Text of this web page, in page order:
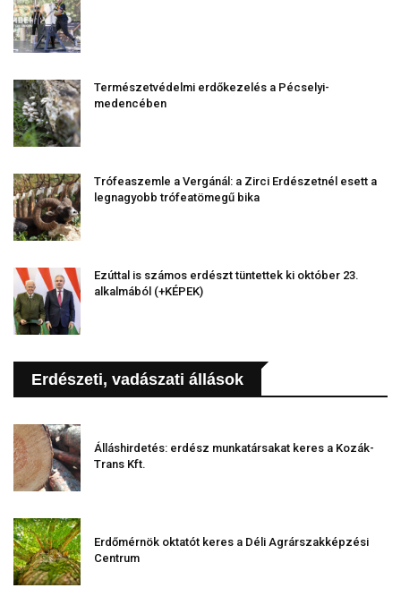
Természetvédelmi erdőkezelés a Pécselyi-
medencében
Trófeaszemle a Vergánál: a Zirci Erdészetnél esett a
legnagyobb trófeatömegű bika
Ezúttal is számos erdészt tüntettek ki október 23.
alkalmából (+KÉPEK)
Erdészeti, vadászati állások
Álláshirdetés: erdész munkatársakat keres a Kozák-
Trans Kft.
Erdőmérnök oktatót keres a Déli Agrárszakképzési
Centrum